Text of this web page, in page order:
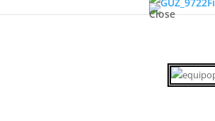
Close
y Tres, Durazno, Cerro Largo y otras zonas del